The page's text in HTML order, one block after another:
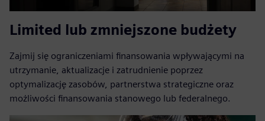
Limited lub zmniejszone budżety
Zajmij się ograniczeniami finansowania wpływającymi na
utrzymanie, aktualizacje i zatrudnienie poprzez
optymalizację zasobów, partnerstwa strategiczne oraz
możliwości finansowania stanowego lub federalnego.